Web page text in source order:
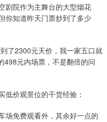
剧院作为主舞台的大型烟花
你知道昨天门票炒到了多少
了2300元天价，我一家五口就
498元内场票，不是翻倍的问
低价观景位的干货经验：
场免费观看外，其余好一点的